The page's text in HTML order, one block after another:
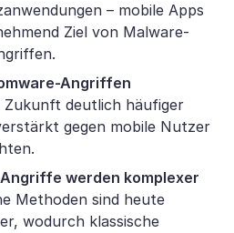
– mobile Apps
Ziel von Malware-
Angriffen
Zukunft deutlich häufiger
gegen mobile Nutzer
werden komplexer
Methoden sind heute
wodurch klassische